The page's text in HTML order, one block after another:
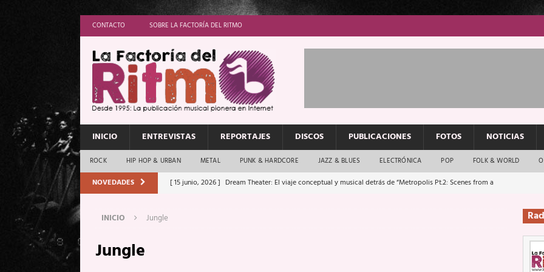
CONTACTO SOBRE LA FACTORÍA DEL RITMO
INICIO ENTREVISTAS REPORTAJES DISCOS PUBLICACIONES FOTOS NOTICIAS
ROCK HIP HOP & URBAN METAL PUNK & HARDCORE JAZZ & BLUES ELECTRÓNICA POP FOLK & WORLD
NOVEDADES [ 15 junio, 2026 ] Dream Theater: El viaje conceptual y musical detrás de “Metropolis Pt.2: Scenes from a
INICIO Jungle
Jungle